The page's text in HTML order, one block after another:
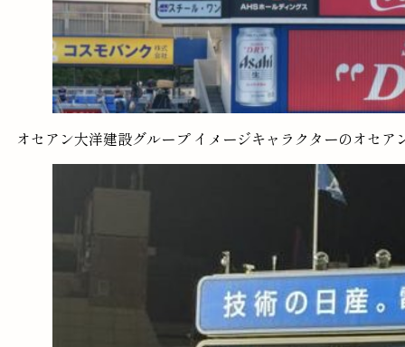
オセアン大洋建設グループ イメージキャラクターのオセ